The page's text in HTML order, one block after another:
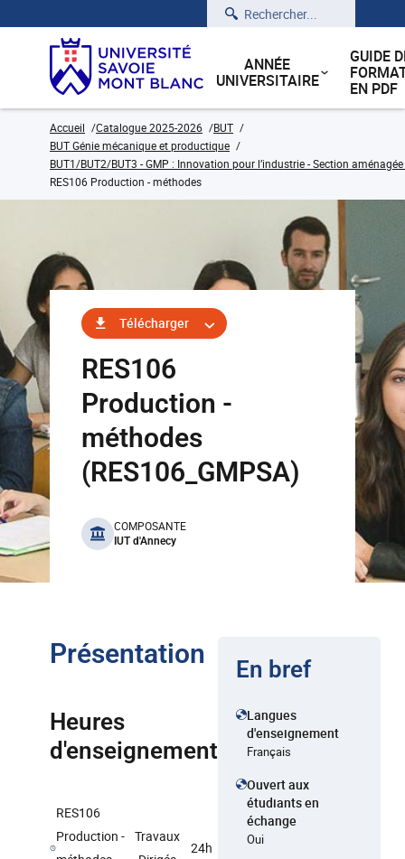
Rechercher
ANNÉE
UNIVERSITAIRE
GUIDE
EN PDF
Accueil Catalogue 2025-2026
BUT
BUT Génie mécanique et productique
BUT1/BUT2/BUT3 - GMP : Innovation pour l’industrie - Section
RES106 Production - méthodes
Télécharger
RES106
Production -
méthodes
(RES106_GMPSA)
benefits
COMPOSANTE
IUT d'Annecy
Présentation
Heures
d'enseignement
RES106
Production - Travaux
24h
En bref
Langues
d'enseignement
Français
Ouvert aux
étudiants en
échange
Oui